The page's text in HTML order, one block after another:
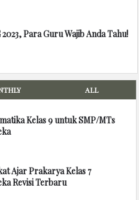
Para Guru Wajib Anda Tahu!
ALL
Kelas 9 untuk SMP/MTs
Ajar Prakarya Kelas 7
Revisi Terbaru